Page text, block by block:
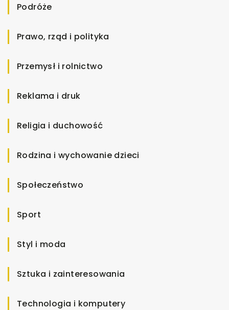
Podróże
Prawo, rząd i polityka
Przemysł i rolnictwo
Reklama i druk
Religia i duchowość
Rodzina i wychowanie dzieci
Społeczeństwo
Sport
Styl i moda
Sztuka i zainteresowania
Technologia i komputery